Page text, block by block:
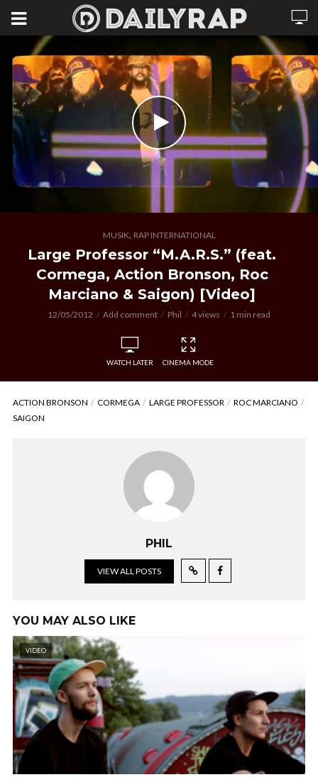
MUSIK, RAP INTERNATIONAL
Large Professor “M.A.R.S.” (feat.
Cormega, Action Bronson, Roc
Marciano & Saigon) [Video]
12/05/2012 Add comment Phil 4 views 1 min read
WATCH LATER CINEMA MODE
ACTION BRONSON CORMEGA LARGE PROFESSOR
ROC MARCIANO
SAIGON
PHIL
VIEW ALL POSTS
YOU MAY ALSO LIKE
VIDEO